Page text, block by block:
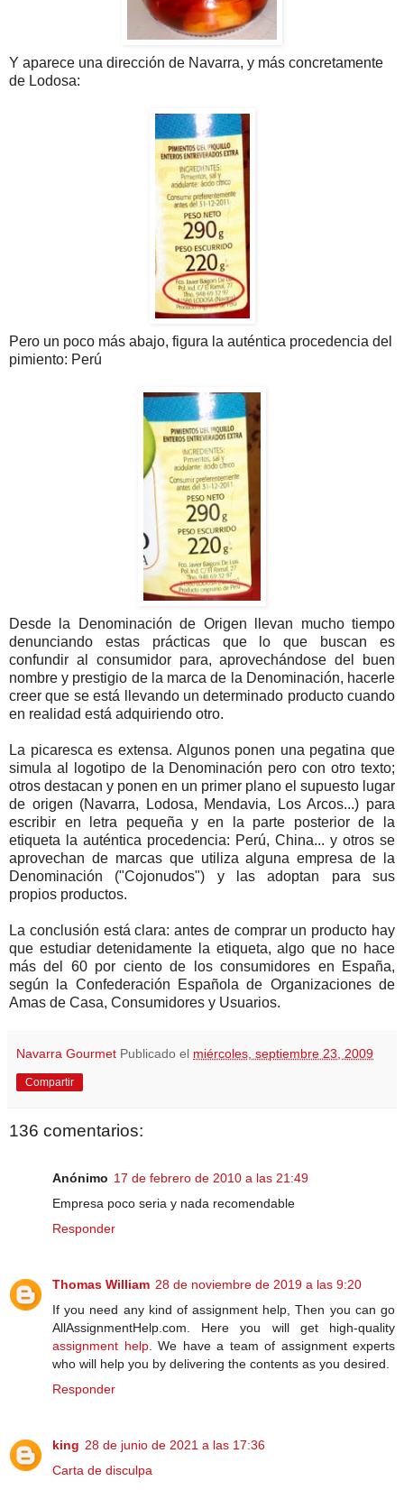
Y aparece una dirección de Navarra, y más concretamente
de Lodosa:
Pero un poco más abajo, figura la auténtica procedencia del
pimiento: Perú
Desde la Denominación de Origen llevan mucho tiempo
denunciando estas prácticas que lo que buscan es
confundir al consumidor para, aprovechándose del buen
nombre y prestigio de la marca de la Denominación, hacerle
creer que se está llevando un determinado producto cuando
en realidad está adquiriendo otro.
La picaresca es extensa. Algunos ponen una pegatina que
simula al logotipo de la Denominación pero con otro texto;
otros destacan y ponen en un primer plano el supuesto lugar
de origen (Navarra, Lodosa, Mendavia, Los Arcos...) para
escribir en letra pequeña y en la parte posterior de la
etiqueta la auténtica procedencia: Perú, China... y otros se
aprovechan de marcas que utiliza alguna empresa de la
Denominación ("Cojonudos") y las adoptan para sus
propios productos.
La conclusión está clara: antes de comprar un producto hay
que estudiar detenidamente la etiqueta, algo que no hace
más del 60 por ciento de los consumidores en España,
según la Confederación Española de Organizaciones de
Amas de Casa, Consumidores y Usuarios.
Navarra Gourmet Publicado el miércoles, septiembre 23, 2009
Compartir
136 comentarios:
Anónimo 17 de febrero de 2010 a las 21:49
Empresa poco seria y nada recomendable
Responder
Thomas William 28 de noviembre de 2019 a las 9:20
If you need any kind of assignment help, Then you can go
AllAssignmentHelp.com. Here you will get high-quality
assignment help. We have a team of assignment experts
who will help you by delivering the contents as you desired.
Responder
king 28 de junio de 2021 a las 17:36
Carta de disculpa